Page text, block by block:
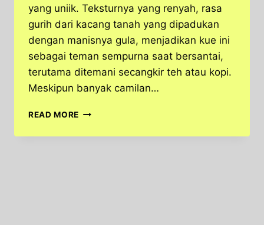
yang uniik. Teksturnya yang renyah, rasa
gurih dari kacang tanah yang dipadukan
dengan manisnya gula, menjadikan kue ini
sebagai teman sempurna saat bersantai,
terutama ditemani secangkir teh atau kopi.
Meskipun banyak camilan…
READ MORE KUE
TANAH,